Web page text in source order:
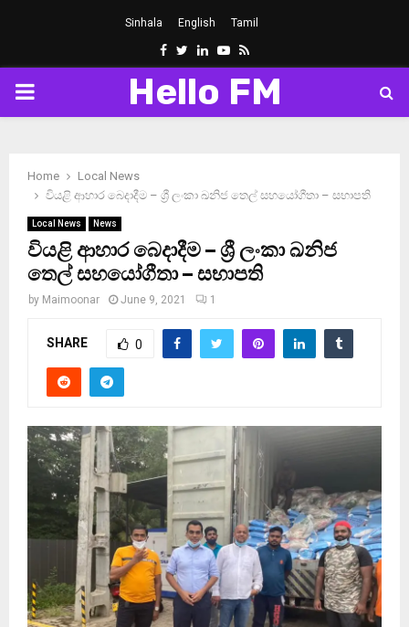
Sinhala English Tamil
Facebook
Twitter
LinkedinYoutube
Rss
PRIMARY
Hello FM
Home
Local News
වියළි ආහාර බෙදාදීම – ශ්‍රී ලංකා ඛනිජ තෙල් සහයෝගීතා – සභාපති
Local News News
වියළි ආහාර බෙදාදීම – ශ්‍රී ලංකා ඛනිජ
තෙල් සහයෝගීතා – සභාපති
by Maimoonar June 9, 2021 1
SHARE 0